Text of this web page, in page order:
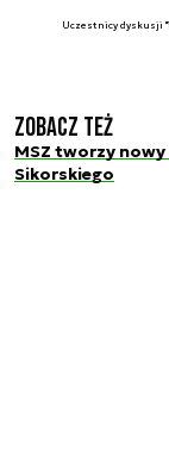
Uczestnicy dyskusji
Zobacz też
MSZ tworzy
Sikorskiego